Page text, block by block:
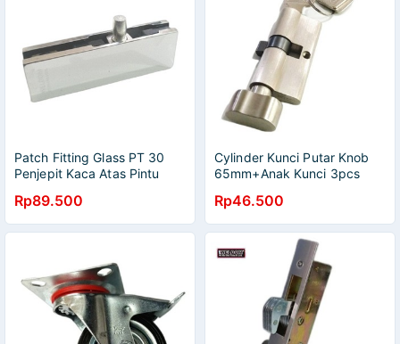
Patch Fitting Glass PT 30
Penjepit Kaca Atas Pintu
Rp89.500
Cylinder Kunci Putar Knob
65mm+Anak Kunci 3pcs
Rp46.500